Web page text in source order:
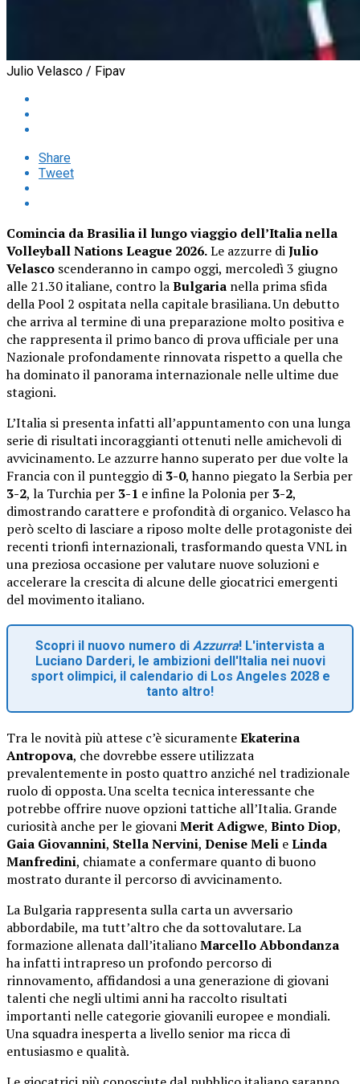
Julio Velasco / Fipav
Share
Tweet
Comincia da Brasilia il lungo viaggio dell’Italia nella
Volleyball Nations League 2026.Le azzurre diJulio
Velasco scenderanno in campo oggi, mercoledì 3 giugno
alle 21.30 italiane, contro laBulgaria nella prima sfida
della Pool 2 ospitata nella capitale brasiliana. Un debutto
che arriva al termine di una preparazione molto positiva e
che rappresenta il primo banco di prova ufficiale per una
Nazionale profondamente rinnovata rispetto a quella che
ha dominato il panorama internazionale nelle ultime due
stagioni.
L’Italia si presenta infatti all’appuntamento con una lunga
serie di risultati incoraggianti ottenuti nelle amichevoli di
avvicinamento. Le azzurre hanno superato per due volte la
Francia con il punteggio di 3-0, hanno piegato la Serbia per
3-2, la Turchia per 3-1 e infine la Polonia per 3-2,
dimostrando carattere e profondità di organico. Velasco ha
però scelto di lasciare a riposo molte delle protagoniste dei
recenti trionfi internazionali, trasformando questa VNL in
una preziosa occasione per valutare nuove soluzioni e
accelerare la crescita di alcune delle giocatrici emergenti
del movimento italiano.
Scopri il nuovo numero di Azzurra! L'intervista a
Luciano Darderi, le ambizioni dell'Italia nei nuovi
sport olimpici, il calendario di Los Angeles 2028 e
tanto altro!
Tra le novità più attese c’è sicuramenteEkaterina
Antropova, che dovrebbe essere utilizzata
prevalentemente in posto quattro anziché nel tradizionale
ruolo di opposta. Una scelta tecnica interessante che
potrebbe offrire nuove opzioni tattiche all’Italia. Grande
curiosità anche per le giovaniMerit Adigwe, Binto Diop,
Gaia Giovannini, Stella Nervini, Denise Meli eLinda
Manfredini, chiamate a confermare quanto di buono
mostrato durante il percorso di avvicinamento.
La Bulgaria rappresenta sulla carta un avversario
abbordabile, ma tutt’altro che da sottovalutare. La
formazione allenata dall’italianoMarcello Abbondanza
ha infatti intrapreso un profondo percorso di
rinnovamento, affidandosi a una generazione di giovani
talenti che negli ultimi anni ha raccolto risultati
importanti nelle categorie giovanili europee e mondiali.
Una squadra inesperta a livello senior ma ricca di
entusiasmo e qualità.